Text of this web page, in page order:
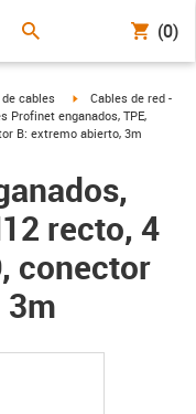
(0)
rightcables igus-icon-arrow-right
Cables de red -
arrow-right
Profinet enganados, TPE,
B: extremo abierto, 3m
recto, 4
conector
3m